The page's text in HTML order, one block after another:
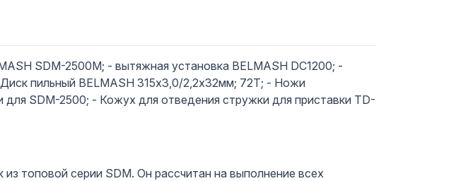
SDM-2500M; - вытяжная установка BELMASH DC1200; -
пильный BELMASH 315х3,0/2,2х32мм; 72Т; - Ножи
SDM-2500; - Кожух для отведения стружки для приставки TD-
топовой серии SDM. Он рассчитан на выполнение всех